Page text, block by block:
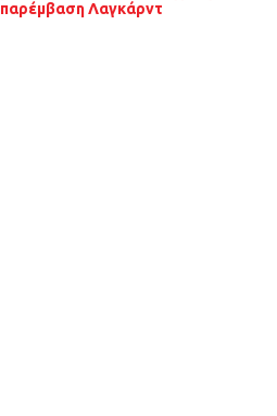
παρέμβαση Λαγκάρντ